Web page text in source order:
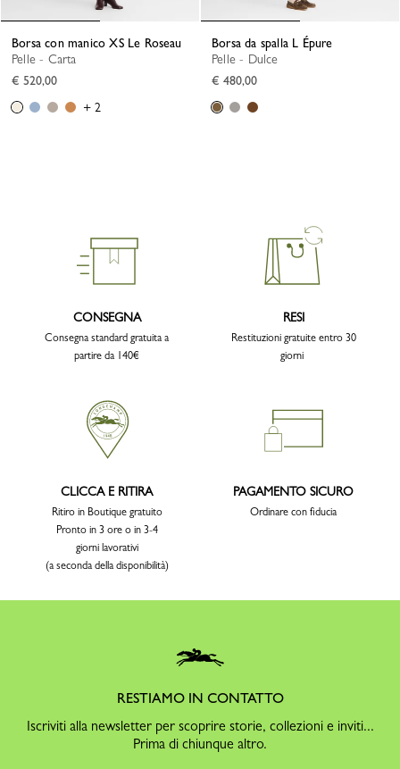
Borsa con manico XS Le Roseau
Pelle - Carta
€ 520,00
+ 2
Borsa da spalla L Épure
Pelle - Dulce
€ 480,00
CONSEGNA
Consegna standard gratuita a
partire da 140€
RESI
Restituzioni gratuite entro 30
giorni
CLICCA E RITIRA
Ritiro in Boutique gratuito
Pronto in 3 ore o in 3-4
giorni lavorativi
(a seconda della disponibilità)
PAGAMENTO SICURO
Ordinare con fiducia
RESTIAMO IN CONTATTO
Iscriviti alla newsletter per scoprire storie, collezioni e inviti...
Prima di chiunque altro.